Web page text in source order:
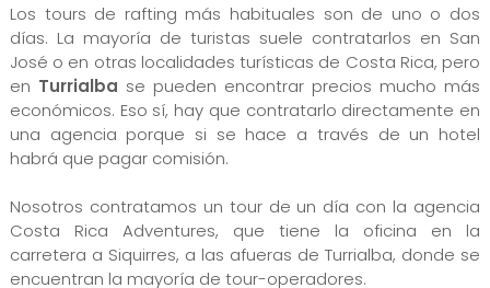
Los tours de rafting más habituales son de uno o dos
días. La mayoría de turistas suele contratarlos en San
José o en otras localidades turísticas de Costa Rica, pero
en Turrialba se pueden encontrar precios mucho más
económicos. Eso sí, hay que contratarlo directamente en
una agencia porque si se hace a través de un hotel
habrá que pagar comisión.
Nosotros contratamos un tour de un día con la agencia
Costa Rica Adventures, que tiene la oficina en la
carretera a Siquirres, a las afueras de Turrialba, donde se
encuentran la mayoría de tour-operadores.